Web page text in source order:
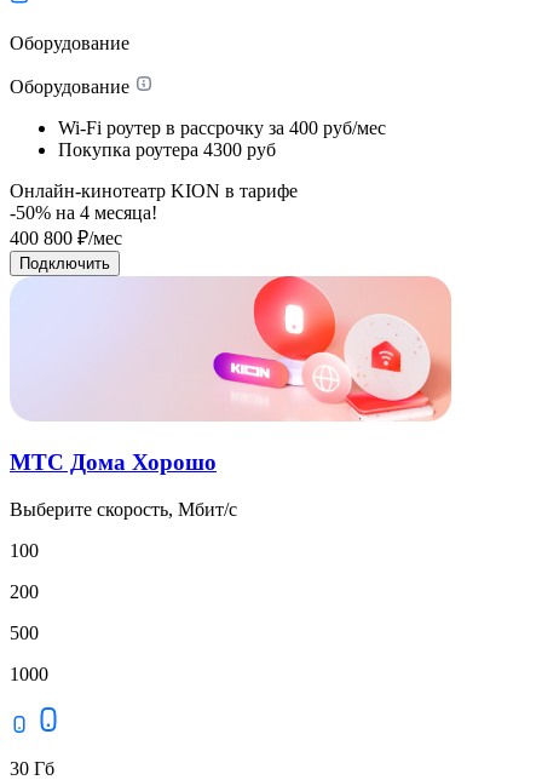
Оборудование
Оборудование
Wi-Fi роутер в рассрочку за 400 руб/мес
Покупка роутера 4300 руб
Онлайн-кинотеатр KION в тарифе
-50% на 4 месяца!
400 800 ₽/мес
Подключить
МТС Дома Хорошо
Выберите скорость, Мбит/с
100
200
500
1000
30 Гб